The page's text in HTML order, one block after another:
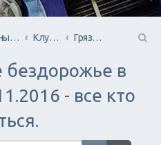
Главный раздел Клубные мероприятия и встречи
Грязевые покатушки/ Оффроуд
бездорожье в
- все кто